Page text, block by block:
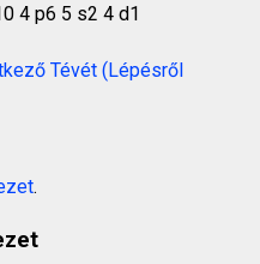
4 p6 5 s2 4 d1
Tévét (Lépésről
.